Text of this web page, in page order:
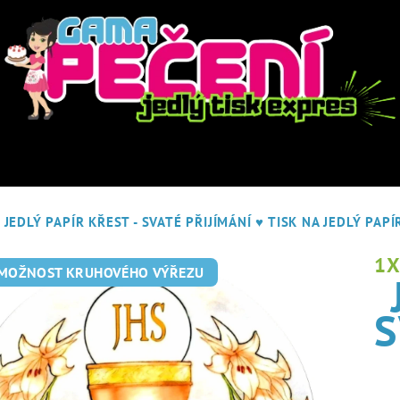
JEDLÝ PAPÍR KŘEST - SVATÉ PŘIJÍMÁNÍ♥ TISK NA JEDLÝ
1X
KRUHOVÉHO VÝŘEZU